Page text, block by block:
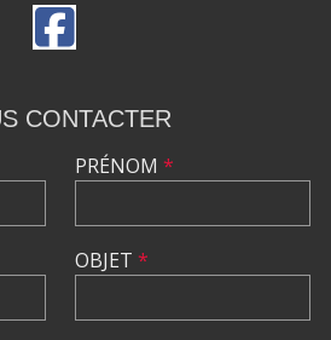
CONTACTER
PRÉNOM *
OBJET *